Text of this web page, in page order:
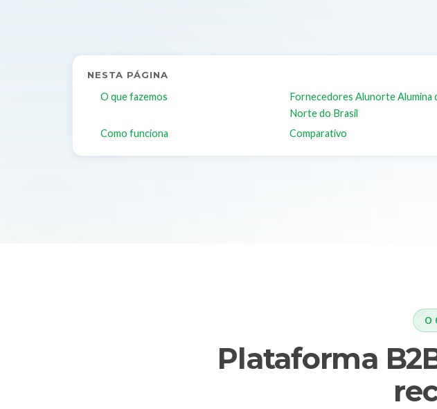
NESTA PÁGINA
O que fazemos
Fornecedores Alunorte Alumina
Norte do Brasil
Como funciona Comparativo
O
Plataforma